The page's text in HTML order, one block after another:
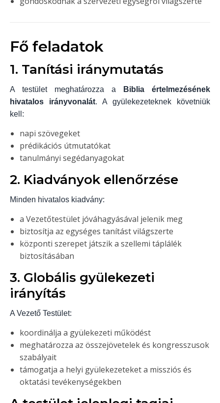
Fő feladatok
1. Tanítási iránymutatás
A testület meghatározza a
Biblia értelmezésének
hivatalos irányvonalát. A gyülekezeteknek követniük
kell:
napi szövegeket
prédikációs útmutatókat
tanulmányi segédanyagokat
2. Kiadványok ellenőrzése
Minden hivatalos kiadvány:
a Vezetőtestület jóváhagyásával jelenik meg
biztosítja az egységes tanítást világszerte
központi szerepet játszik a szellemi táplálék
biztosításában
3. Globális gyülekezeti
irányítás
A Vezető Testület:
koordinálja a gyülekezeti működést
meghatározza az összejövetelek és kongresszusok
szabályait
támogatja a helyi gyülekezeteket a missziós és
oktatási tevékenységekben